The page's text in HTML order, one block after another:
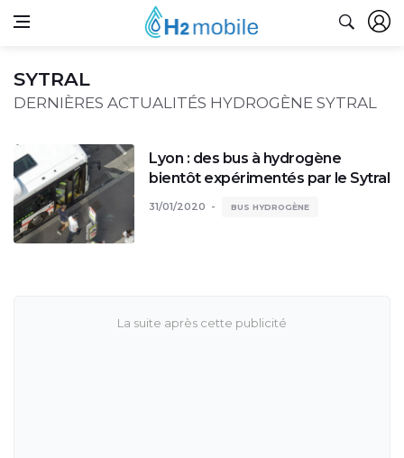
SYTRAL
DERNIÈRES ACTUALITÉS HYDROGÈNE SYTRAL
Lyon : des bus à hydrogène
bientôt expérimentés par le Sytral
31/01/2020 BUS HYDROGÈNE